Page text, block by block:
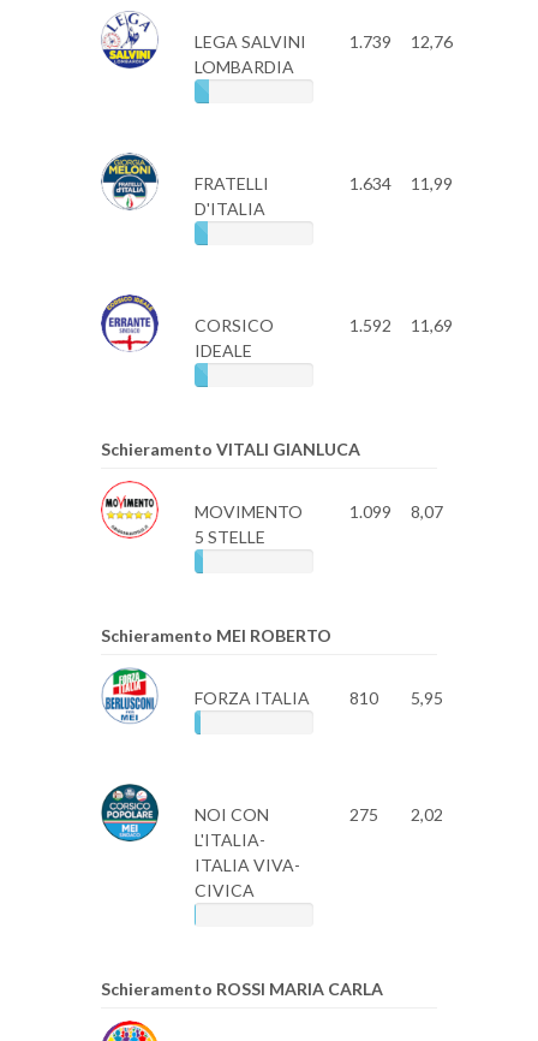
LEGA SALVINI
LOMBARDIA
1.739 12,76
FRATELLI
D'ITALIA
1.634 11,99
CORSICO
IDEALE
1.592 11,69
Schieramento VITALI GIANLUCA
MOVIMENTO
5 STELLE
1.099 8,07
Schieramento MEI ROBERTO
FORZA ITALIA 810 5,95
NOI CON
L'ITALIA-
ITALIA VIVA-
CIVICA
275 2,02
Schieramento ROSSI MARIA CARLA